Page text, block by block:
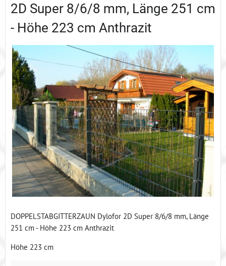
2D Super 8/6/8 mm, Länge 251 cm
- Höhe 223 cm Anthrazit
DOPPELSTABGITTERZAUN Dylofor 2D Super 8/6/8 mm, Länge
251 cm - Höhe 223 cm Anthrazit
Höhe 223 cm